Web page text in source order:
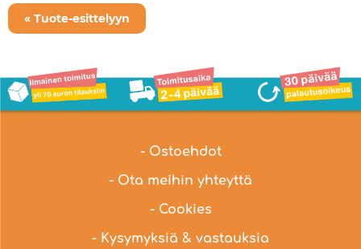
« Tuote-esittelyyn
- Ostoehdot
- Ota meihin yhteyttä
- Cookies
- Kysymyksiä & vastauksia